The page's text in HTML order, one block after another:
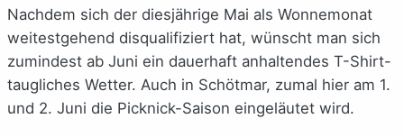
Nachdem sich der diesjährige Mai als Wonnemonat
weitestgehend disqualifiziert hat, wünscht man sich
zumindest ab Juni ein dauerhaft anhaltendes T-Shirt-
taugliches Wetter. Auch in Schötmar, zumal hier am 1.
und 2. Juni die Picknick-Saison eingeläutet wird.